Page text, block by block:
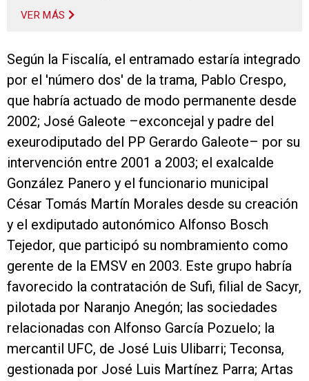
VER MÁS
Según la Fiscalía, el entramado estaría integrado
por el 'número dos' de la trama, Pablo Crespo,
que habría actuado de modo permanente desde
2002; José Galeote –exconcejal y padre del
exeurodiputado del PP Gerardo Galeote– por su
intervención entre 2001 a 2003; el exalcalde
González Panero y el funcionario municipal
César Tomás Martín Morales desde su creación
y el exdiputado autonómico Alfonso Bosch
Tejedor, que participó su nombramiento como
gerente de la EMSV en 2003. Este grupo habría
favorecido la contratación de Sufi, filial de Sacyr,
pilotada por Naranjo Anegón; las sociedades
relacionadas con Alfonso García Pozuelo; la
mercantil UFC, de José Luis Ulibarri; Teconsa,
gestionada por José Luis Martínez Parra; Artas